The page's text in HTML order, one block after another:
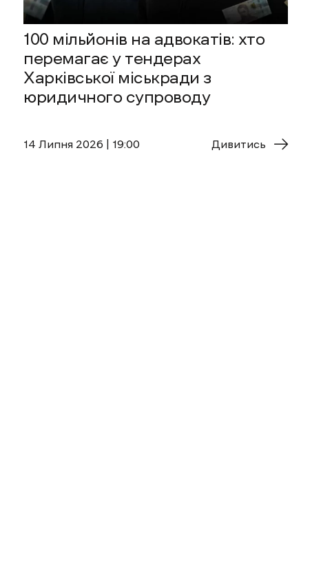
100 мільйонів на адвокатів: хто
перемагає у тендерах
Харківської міськради з
юридичного супроводу
14 Липня 2026 | 19:00 Дивитись